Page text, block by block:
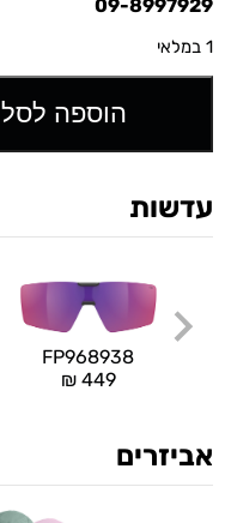
09-8997929
1 במלאי
הוספה לסל
עדשות
FP968938
₪449
אביזרים